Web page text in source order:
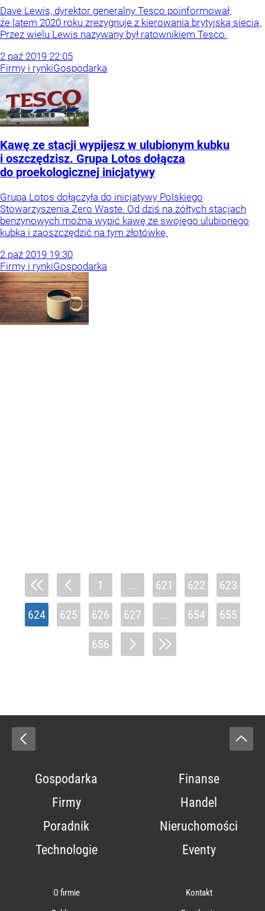
Dave Lewis, dyrektor generalny Tesco poinformował,
że latem 2020 roku zrezygnuje z kierowania brytyjską siecią.
Przez wielu Lewis nazywany był ratownikiem Tesco.
2 paź 2019 22:05
Firmy i rynkiGospodarka
Kawę ze stacji wypijesz w ulubionym kubku
i oszczędzisz. Grupa Lotos dołącza
do proekologicznej inicjatywy
Grupa Lotos dołączyła do inicjatywy Polskiego
Stowarzyszenia Zero Waste. Od dziś na żółtych stacjach
benzynowych można wypić kawę ze swojego ulubionego
kubka i zaoszczędzić na tym złotówkę.
2 paź 2019 19:30
Firmy i rynkiGospodarka
1 ... 621 622 623
624 625 626 627 ... 654 655
656
Gospodarka
Finanse
Firmy
Handel
Poradnik
Nieruchomości
Technologie
Eventy
O firmie
Kontakt